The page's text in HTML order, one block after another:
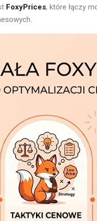
FoxyPrices, które łączy